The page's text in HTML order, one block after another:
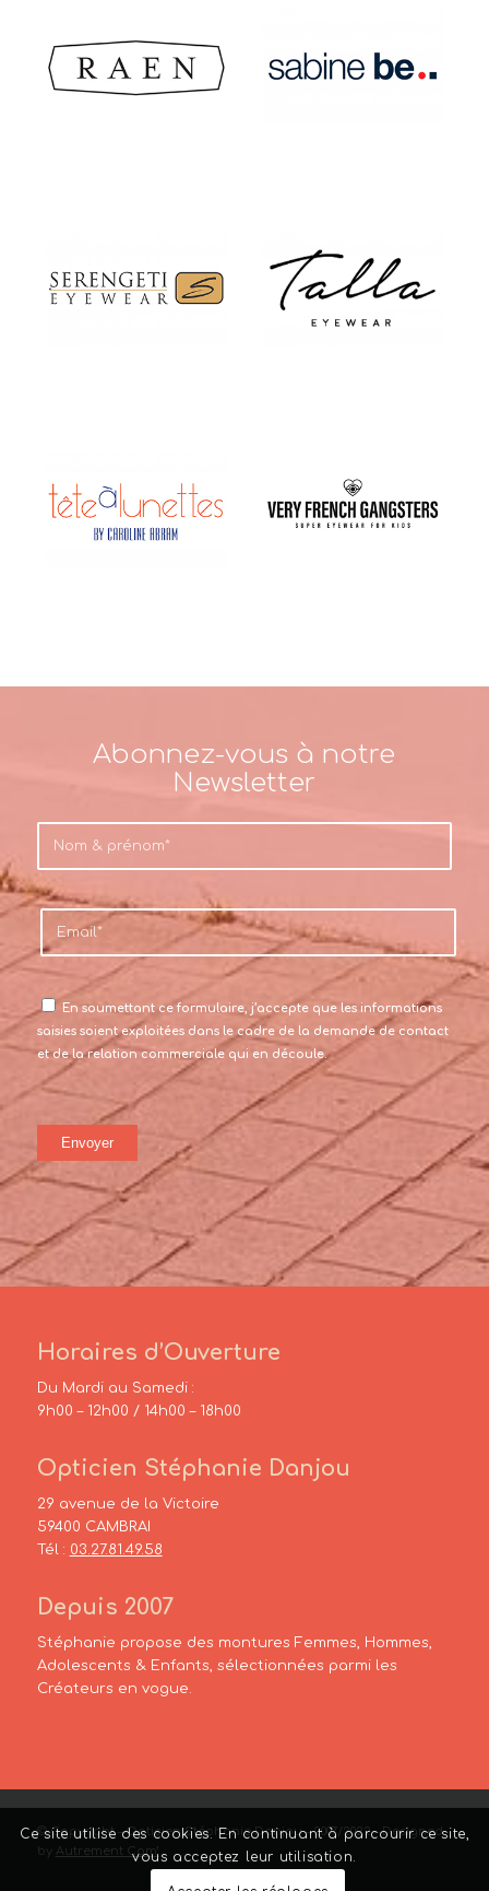
Abonnez-vous à notre
Newsletter
En soumettant ce formulaire, j’accepte que les informations
saisies soient exploitées dans le cadre de la demande de contact
et de la relation commerciale qui en découle.
Horaires d’Ouverture
Du Mardi au Samedi :
9h00 – 12h00 / 14h00 – 18h00
Opticien Stéphanie Danjou
29 avenue de la Victoire
59400 CAMBRAI
Tél : 03.27.81.49.58
Depuis 2007
Stéphanie propose des montures Femmes, Hommes,
Adolescents & Enfants, sélectionnées parmi les
Créateurs en vogue.
© Copyright – Opticien Stéphanie Danjou – 2007/2022 – Designed
by Autrement Com’
Ce site utilise des cookies. En continuant à parcourir ce site,
vous acceptez leur utilisation.